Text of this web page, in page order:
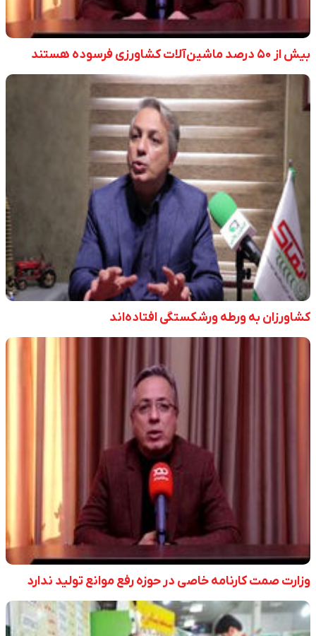
بیش از ۵۰ درصد ماشین‌آلات کشاورزی فرسوده هستند
کشاورزان به ورطه ورشکستگی افتاده‌اند
وزارت صمت کارنامه خاصی در حوزه رفع موانع تولید ندارد